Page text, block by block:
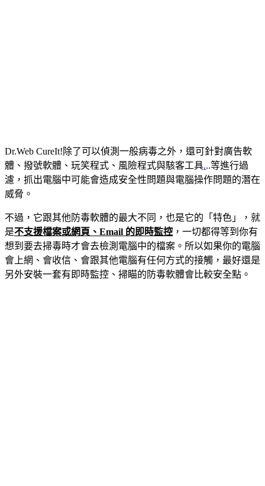
Dr.Web CureIt!除了可以偵測一般病毒之外，還可針對廣告軟
體、撥號軟體、玩笑程式、風險程式與駭客工具...等進行過
濾，抓出電腦中可能會造成安全性問題與電腦操作問題的潛在
威脅。
不過，它跟其他防毒軟體的最大不同，也是它的「特色」，就
是不支援檔案或網頁、Email 的即時監控 ，一切都得等到你有
想到要去掃毒時才會去檢測電腦中的檔案。所以如果你的電腦
會上網、會收信、會跟其他電腦有任何方式的接觸，最好還是
另外安裝一套有即時監控、掃瞄的防毒軟體會比較安全點。